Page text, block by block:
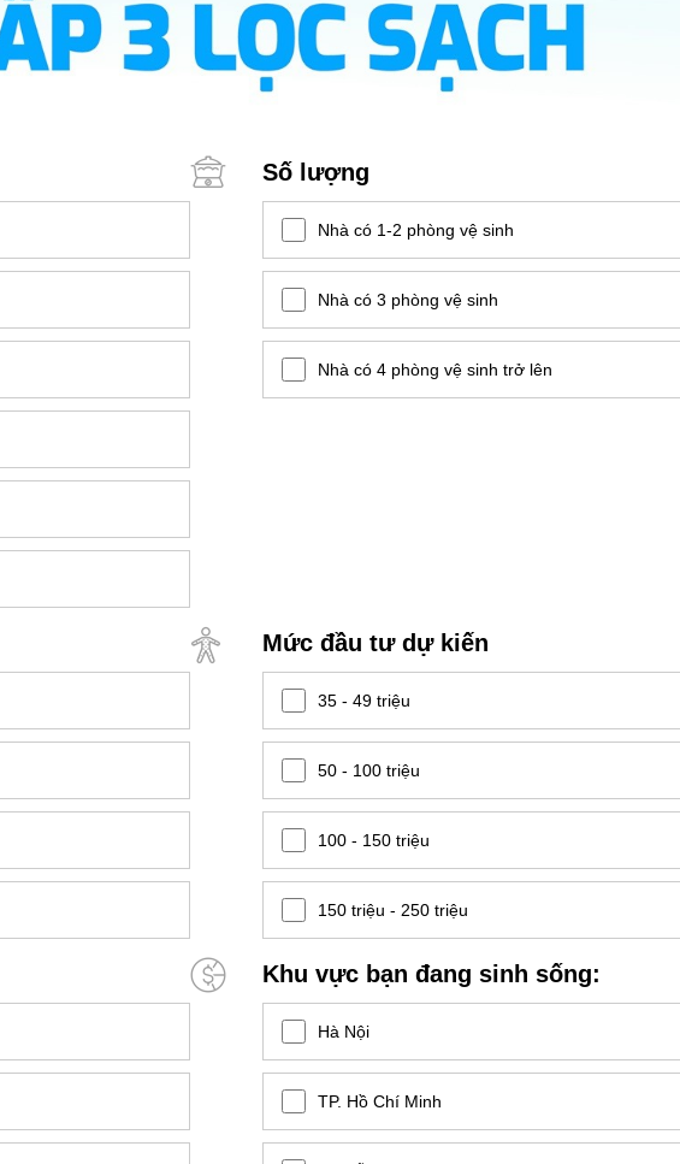
Số lượng
Nhà có 1-2 phòng vệ sinh
Nhà có 3 phòng vệ sinh
Nhà có 4 phòng vệ sinh trở lên
Mức đầu tư dự kiến
35 - 49 triệu
50 - 100 triệu
100 - 150 triệu
150 triệu - 250 triệu
Khu vực bạn đang sinh sống:
Hà Nội
TP. Hồ Chí Minh